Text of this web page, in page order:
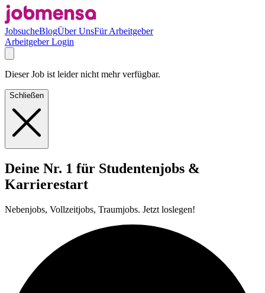
JobsucheBlogÜber UnsFür Arbeitgeber
Arbeitgeber Login
Dieser Job ist leider nicht mehr verfügbar.
Schließen
Deine Nr. 1 für Studentenjobs &
Karrierestart
Nebenjobs, Vollzeitjobs, Traumjobs. Jetzt loslegen!